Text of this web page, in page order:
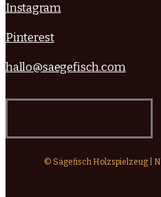
Instagram
Pinterest
hallo@saegefisch.com
© Sägefisch Holzspielzeug |